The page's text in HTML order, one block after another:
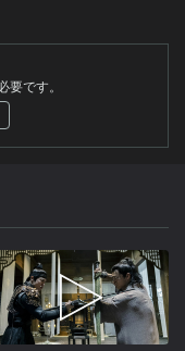
要です。